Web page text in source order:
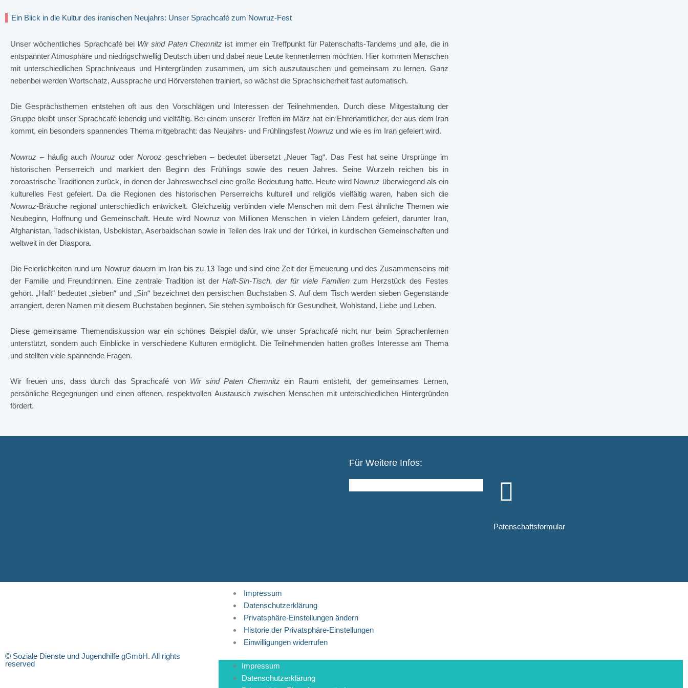
Ein Blick in die Kultur des iranischen Neujahrs: Unser Sprachcafé zum Nowruz-Fest
Unser wöchentliches Sprachcafé bei Wir sind Paten Chemnitz ist immer ein Treffpunkt für Patenschafts-Tandems und alle, die in
entspannter Atmosphäre und niedrigschwellig Deutsch üben und dabei neue Leute kennenlernen möchten. Hier kommen Menschen
mit unterschiedlichen Sprachniveaus und Hintergründen zusammen, um sich auszutauschen und gemeinsam zu lernen. Ganz
nebenbei werden Wortschatz, Aussprache und Hörverstehen trainiert, so wächst die Sprachsicherheit fast automatisch.
Die Gesprächsthemen entstehen oft aus den Vorschlägen und Interessen der Teilnehmenden. Durch diese Mitgestaltung der
Gruppe bleibt unser Sprachcafé lebendig und vielfältig. Bei einem unserer Treffen im März hat ein Ehrenamtlicher, der aus dem Iran
kommt, ein besonders spannendes Thema mitgebracht: das Neujahrs- und Frühlingsfest Nowruz und wie es im Iran gefeiert wird.
Nowruz – häufig auchNouruz oderNorooz geschrieben – bedeutet übersetzt „Neuer Tag“. Das Fest hat seine Ursprünge im
historischen Perserreich und markiert den Beginn des Frühlings sowie des neuen Jahres. Seine Wurzeln reichen bis in
zoroastrische Traditionen zurück, in denen der Jahreswechsel eine große Bedeutung hatte. Heute wird Nowruz überwiegend als ein
kulturelles Fest gefeiert. Da die Regionen des historischen Perserreichs kulturell und religiös vielfältig waren, haben sich die
Nowruz-Bräuche regional unterschiedlich entwickelt. Gleichzeitig verbinden viele Menschen mit dem Fest ähnliche Themen wie
Neubeginn, Hoffnung und Gemeinschaft. Heute wird Nowruz von Millionen Menschen in vielen Ländern gefeiert, darunter Iran,
Afghanistan, Tadschikistan, Usbekistan, Aserbaidschan sowie in Teilen des Irak und der Türkei, in kurdischen Gemeinschaften und
weltweit in der Diaspora.
Die Feierlichkeiten rund um Nowruz dauern im Iran bis zu 13 Tage und sind eine Zeit der Erneuerung und des Zusammenseins mit
der Familie und Freund:innen. Eine zentrale Tradition ist derHaft-Sin-Tisch, der für viele Familien zum Herzstück des Festes
gehört. „Haft“ bedeutet „sieben“ und „Sin“ bezeichnet den persischen BuchstabenS. Auf dem Tisch werden sieben Gegenstände
arrangiert, deren Namen mit diesem Buchstaben beginnen. Sie stehen symbolisch für Gesundheit, Wohlstand, Liebe und Leben.
Diese gemeinsame Themendiskussion war ein schönes Beispiel dafür, wie unser Sprachcafé nicht nur beim Sprachenlernen
unterstützt, sondern auch Einblicke in verschiedene Kulturen ermöglicht. Die Teilnehmenden hatten großes Interesse am Thema
und stellten viele spannende Fragen.
Wir freuen uns, dass durch das Sprachcafé von Wir sind Paten Chemnitzein Raum entsteht, der gemeinsames Lernen,
persönliche Begegnungen und einen offenen, respektvollen Austausch zwischen Menschen mit unterschiedlichen Hintergründen
fördert.
Für Weitere Infos:
Patenschaftsformular
© Soziale Dienste und Jugendhilfe gGmbH. All rights
reserved
Impressum
Datenschutzerklärung
Privatsphäre-Einstellungen ändern
Historie der Privatsphäre-Einstellungen
Einwilligungen widerrufen
Impressum
Datenschutzerklärung